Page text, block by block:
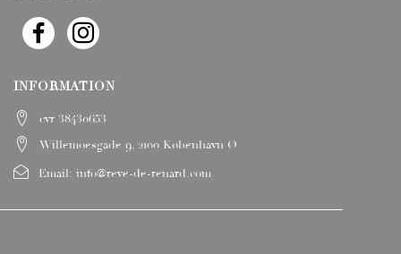
INFORMATION
cvr 38430653
Willemoesgade 9, 2100 København Ø
Email:info@reve-de-renard.com